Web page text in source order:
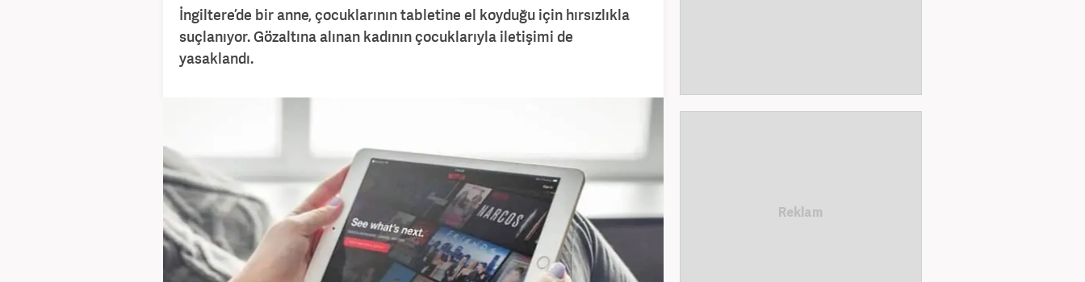
İngiltere’de bir anne, çocuklarının tabletine el koyduğu için hırsızlıkla
suçlanıyor. Gözaltına alınan kadının çocuklarıyla iletişimi de
yasaklandı.